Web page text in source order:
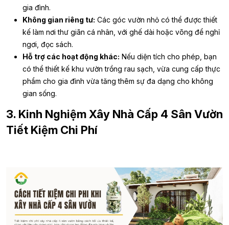
gia đình.
Không gian riêng tư: Các góc vườn nhỏ có thể được thiết
kế làm nơi thư giãn cá nhân, với ghế dài hoặc võng để nghỉ
ngơi, đọc sách.
Hỗ trợ các hoạt động khác: Nếu diện tích cho phép, bạn
có thể thiết kế khu vườn trồng rau sạch, vừa cung cấp thực
phẩm cho gia đình vừa tăng thêm sự đa dạng cho không
gian sống.
3. Kinh Nghiệm Xây Nhà Cấp 4 Sân Vườn
Tiết Kiệm Chi Phí